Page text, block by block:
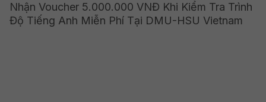
Nhận Voucher 5.000.000 VNĐ Khi Kiểm Tra Trình
Độ Tiếng Anh Miễn Phí Tại DMU-HSU Vietnam